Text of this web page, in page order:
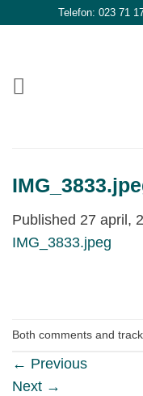
Telefon: 023 71
Published 27 april,
IMG_3833.jpeg
Both comments and
← Previous
Next →